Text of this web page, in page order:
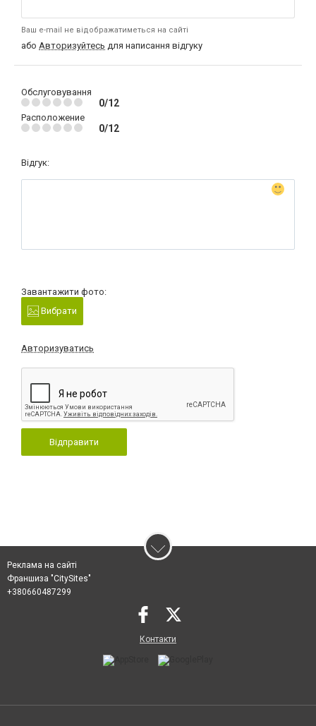
Ваш e-mail не відображатиметься на сайті
або Авторизуйтесь для написання відгуку
Обслуговування
0/12
Расположение
0/12
Відгук:
Завантажити фото:
Вибрати
Авторизуватись
Відправити
Реклама на сайті
Франшиза "CitySites"
+380660487299
Контакти